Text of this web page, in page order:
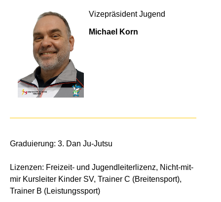
Vizepräsident Jugend
Michael Korn
Graduierung: 3. Dan Ju-Jutsu
Lizenzen: Freizeit- und Jugendleiterlizenz, Nicht-mit-
mir Kursleiter Kinder SV, Trainer C (Breitensport),
Trainer B (Leistungssport)